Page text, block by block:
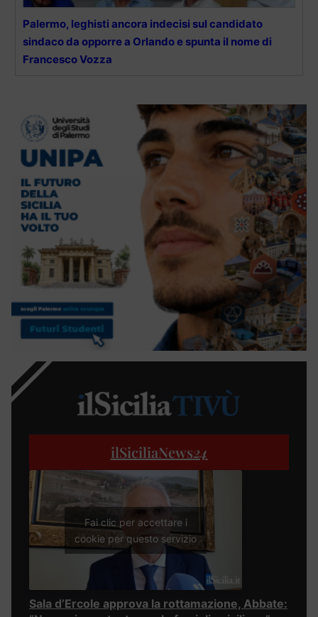
Palermo, leghisti ancora indecisi sul candidato
sindaco da opporre a Orlando e spunta il nome di
Francesco Vozza
ilSiciliaNews24
Fai clic per accettare i
cookie per questo servizio
Sala d’Ercole approva la rottamazione, Abbate: